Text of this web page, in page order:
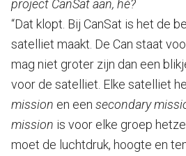
project CanSat aan, hè?
“Dat klopt. Bij CanSat is het de
satelliet maakt. De Can staat
mag niet groter zijn dan een
voor de satelliet. Elke satelliet
mission en een secondary
mission is voor elke groep
moet de luchtdruk, hoogte en